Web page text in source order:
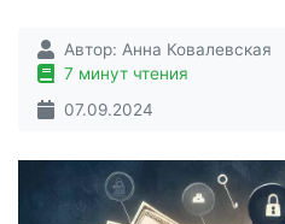
Автор: Анна Ковалевская
7 минут чтения
07.09.2024